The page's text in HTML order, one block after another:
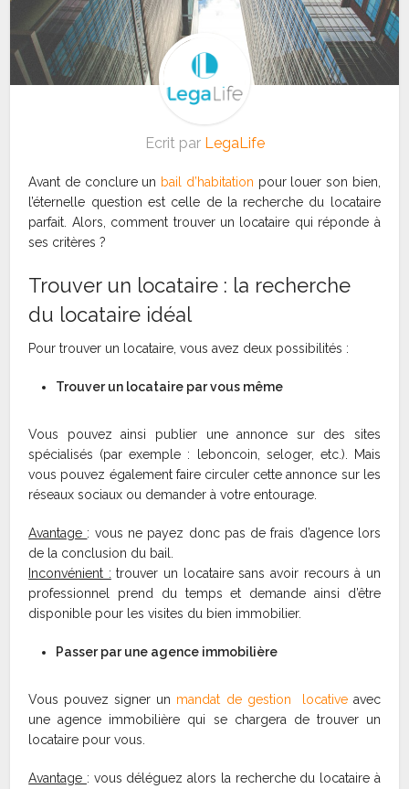
Ecrit par LegaLife
Avant de conclure un bail d’habitation pour louer son bien,
l’éternelle question est celle de la recherche du locataire
parfait. Alors, comment trouver un locataire qui réponde à
ses critères ?
Trouver un locataire : la recherche
du locataire idéal
Pour trouver un locataire, vous avez deux possibilités :
Trouver un locataire par vous même
Vous pouvez ainsi publier une annonce sur des sites
spécialisés (par exemple : leboncoin, seloger, etc.). Mais
vous pouvez également faire circuler cette annonce sur les
réseaux sociaux ou demander à votre entourage.
Avantage : vous ne payez donc pas de frais d’agence lors
de la conclusion du bail.
Inconvénient : trouver un locataire sans avoir recours à un
professionnel prend du temps et demande ainsi d’être
disponible pour les visites du bien immobilier.
Passer par une agence immobilière
Vous pouvez signer un mandat de gestion locativeavec
une agence immobilière qui se chargera de trouver un
locataire pour vous.
Avantage : vous déléguez alors la recherche du locataire à